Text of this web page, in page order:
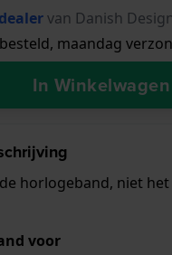
van Danish Design
maandag
In Winkelwagen
horlogeband, niet
voor